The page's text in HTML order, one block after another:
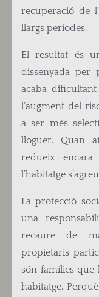
recuperació de
llargs períodes.
El resultat és
dissenyada per
acaba dificultant
l’augment del
a ser més
lloguer. Quan
redueix
l’habitatge
La protecció
una
recaure de
propietaris
són famílies que
habitatge.